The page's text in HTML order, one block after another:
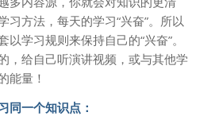
习方法，每天的学习“兴奋”。所以
学习规则来保持自己的“兴奋”。
，给自己听演讲视频，或与其他学
能量！
同一个知识点：